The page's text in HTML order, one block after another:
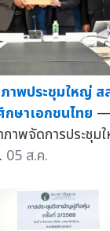
ภาพประชุมใหญ่
ษาเอกชนไทย —
ภาพจัดการประชุ
05 ส.ค.